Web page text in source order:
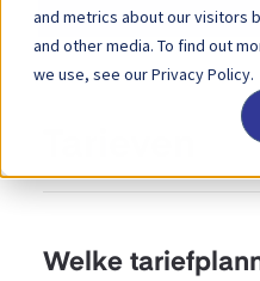
and metrics about our visitors
and other media. To find out
we use, see our Privacy Policy.
Welke